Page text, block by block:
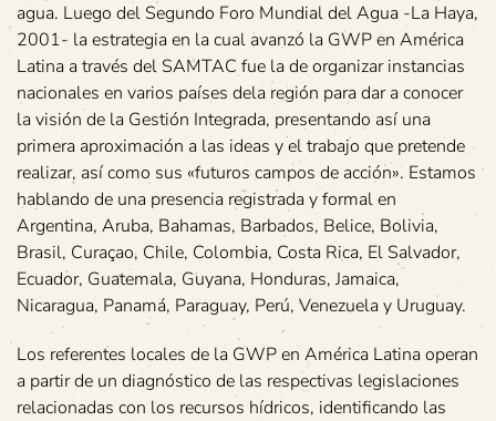
agua. Luego del Segundo Foro Mundial del Agua -La Haya,
2001- la estrategia en la cual avanzó la GWP en América
Latina a través del SAMTAC fue la de organizar instancias
nacionales en varios países dela región para dar a conocer
la visión de la Gestión Integrada, presentando así una
primera aproximación a las ideas y el trabajo que pretende
realizar, así como sus «futuros campos de acción». Estamos
hablando de una presencia registrada y formal en
Argentina, Aruba, Bahamas, Barbados, Belice, Bolivia,
Brasil, Curaçao, Chile, Colombia, Costa Rica, El Salvador,
Ecuador, Guatemala, Guyana, Honduras, Jamaica,
Nicaragua, Panamá, Paraguay, Perú, Venezuela y Uruguay.
Los referentes locales de la GWP en América Latina operan
a partir de un diagnóstico de las respectivas legislaciones
relacionadas con los recursos hídricos, identificando las